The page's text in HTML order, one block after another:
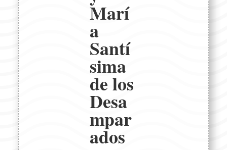
Marí
a
Santí
sima
de los
Desa
mpar
ados